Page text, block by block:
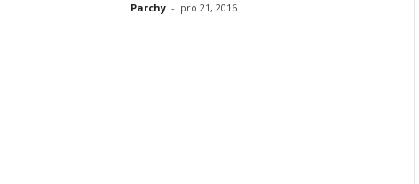
Parchy - pro 21, 2016